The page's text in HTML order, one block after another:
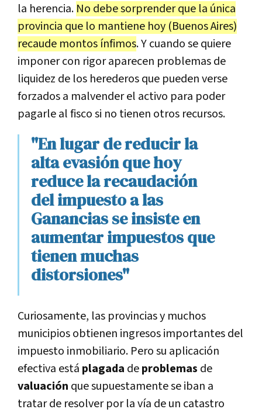
la herencia. No debe sorprender que la única
provincia que lo mantiene hoy (Buenos Aires)
recaude montos ínfimos. Y cuando se quiere
imponer con rigor aparecen problemas de
liquidez de los herederos que pueden verse
forzados a malvender el activo para poder
pagarle al fisco si no tienen otros recursos.
"En lugar de reducir la
alta evasión que hoy
reduce la recaudación
del impuesto a las
Ganancias se insiste en
aumentar impuestos que
tienen muchas
distorsiones"
Curiosamente, las provincias y muchos
municipios obtienen ingresos importantes del
impuesto inmobiliario. Pero su aplicación
efectiva está plagada deproblemas de
valuación que supuestamente se iban a
tratar de resolver por la vía de un catastro